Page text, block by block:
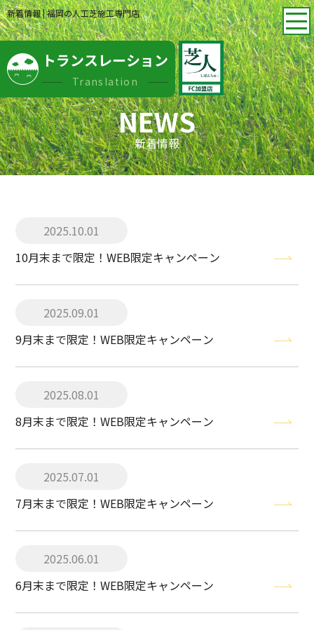
新着情報 | 福岡の人工芝施工専門店
トランスレーション
Translation
NEWS
新着情報
2025.10.01
10月末まで限定！WEB限定キャンペーン
2025.09.01
9月末まで限定！WEB限定キャンペーン
2025.08.01
8月末まで限定！WEB限定キャンペーン
2025.07.01
7月末まで限定！WEB限定キャンペーン
2025.06.01
6月末まで限定！WEB限定キャンペーン